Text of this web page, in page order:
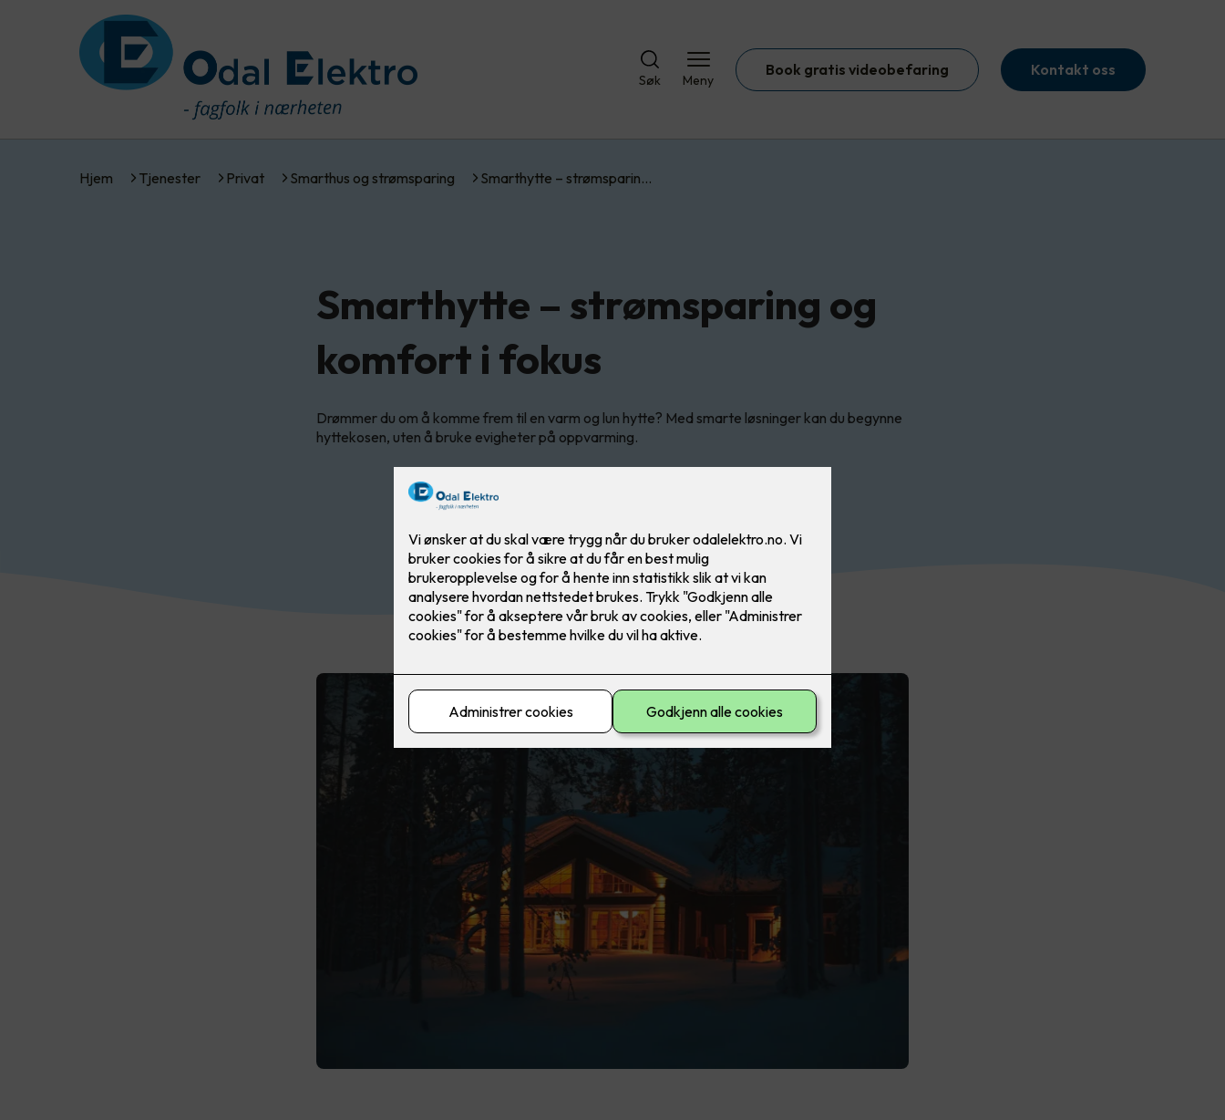
Søk Meny
Book gratis videobefaring Kontakt oss
Hjem Tjenester Privat Smarthus og strømsparing Smarthytte – strømsparin…
Smarthytte – strømsparing og
komfort i fokus
Drømmer du om å komme frem til en varm og lun hytte? Med smarte løsninger kan du begynne
hyttekosen, uten å bruke evigheter på oppvarming.